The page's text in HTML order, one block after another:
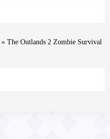
» The Outlands 2 Zombie Survival